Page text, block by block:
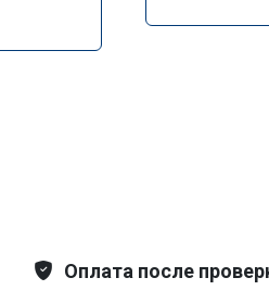
Оплата после